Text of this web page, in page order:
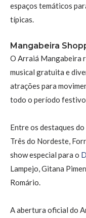
espaços temáticos
típicas.
Mangabeira
O Arraiá Mangabeira
musical gratuita e
atrações para
todo o período festivo.
Entre os destaques
Três do Nordeste,
show especial para o
Lampejo, Gitana
Romário.
A abertura oficial do